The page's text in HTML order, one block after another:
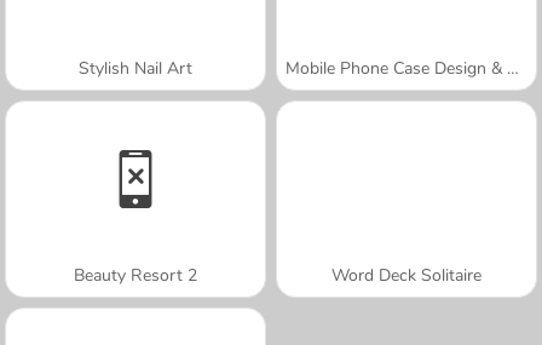
Stylish Nail Art Mobile Phone Case Design & DIY
Beauty Resort 2 Word Deck Solitaire